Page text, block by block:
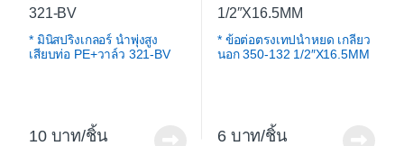
* มินิสปริงเกลอร์ น้ำพุ่งสูง
เสียบท่อ PE+วาล์ว 321-BV
10 /ชิ้น
* ข้อต่อตรงเทปน้ำหยด เกลียว
นอก 350-132 1/2″X16.5MM
6 /ชิ้น